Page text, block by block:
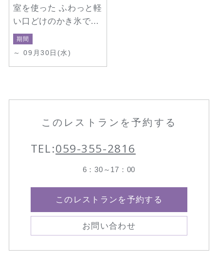
室を使った ふわっと軽
い口どけのかき氷で涼
をお楽しみください
期間
～ 09月30日(水)
このレストランを予約する
TEL:059-355-2816
6：30～17：00
このレストランを予約する
お問い合わせ